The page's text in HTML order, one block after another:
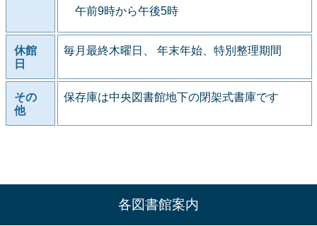
午前9時から午後5時
休館
日
毎月最終木曜日、 年末年始、特別整理期間
その
他
保存庫は中央図書館地下の閉架式書庫です
各図書館案内